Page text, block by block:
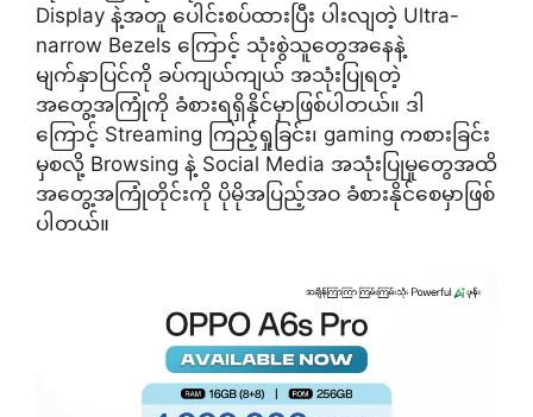
Display နဲ့အတူ ပေါင်းစပ်ထားပြီး ပါးလျတဲ့ Ultra-
narrow Bezels ကြောင့် သုံးစွဲသူတွေအနေနဲ့
မျက်နှာပြင်ကို ခပ်ကျယ်ကျယ် အသုံးပြုရတဲ့
အတွေ့အကြုံကို ခံစားရရှိနိုင်မှာဖြစ်ပါတယ်။ ဒါ
ကြောင့် Streaming ကြည့်ရှုခြင်း၊ gaming ကစားခြင်း
မှစလို့ Browsing နဲ့ Social Media အသုံးပြုမှုတွေအထိ
အတွေ့အကြုံတိုင်းကို ပိုမိုအပြည့်အဝ ခံစားနိုင်စေမှာဖြစ်
ပါတယ်။